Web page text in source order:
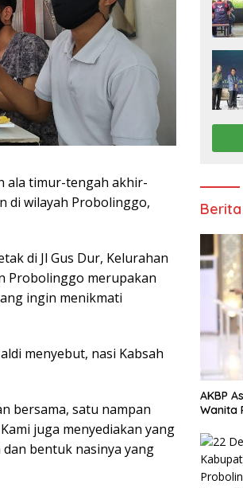
ala timur-tengah akhir-
di wilayah Probolinggo,
di Jl Gus Dur, Kelurahan
Probolinggo merupakan
ingin menikmati
menyebut, nasi Kabsah
bersama, satu nampan
juga menyediakan yang
bentuk nasinya yang
AKBP
Wanita